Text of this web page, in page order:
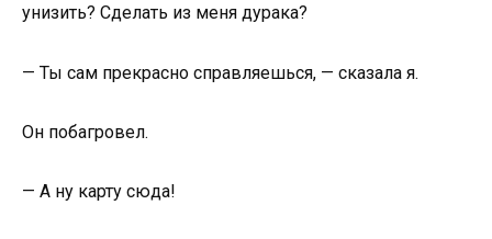
унизить? Сделать из меня дурака?
— Ты сам прекрасно справляешься, — сказала я.
Он побагровел.
— А ну карту сюда!